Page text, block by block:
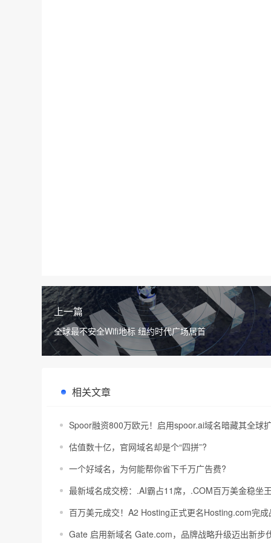
上一篇
全球最不安全Wifi地标 纽约时代广场居首
相关文章
Spoor融资800万欧元！启用spoor.ai域名暗藏其全球
估值数十亿，官网域名却是个“四拼”?
一个好域名，为何能帮你省下千万广告费?
最新域名成交榜：.AI霸占11席，.COM百万美金稳坐
百万美元成交！A2 Hosting正式更名Hosting.com完
Gate 启用新域名 Gate.com，品牌战略升级迈出新步